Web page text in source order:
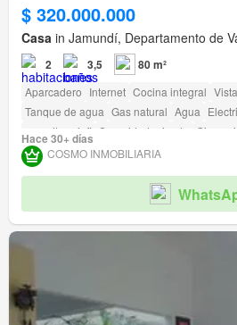
$ 320.000.000
Casa in Jamundí, Departamento de
2 3,5 80 m²
Aparcadero Internet Cocina integral
Tanque de agua Gas natural Agua
amenity_wi_fi Seguridad privada Gimnasio
Jardín Barbecue Acceso para personas
Hace 30+ días
COSMO INMOBILIARIA